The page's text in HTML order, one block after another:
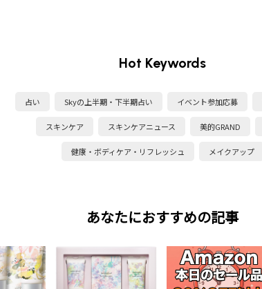
Hot Keywords
占い Skyの上半期・下半期占い イベント参加応募
スキンケア スキンケアニュース 美的GRAND
健康・ボディケア・リフレッシュ メイクアップ
あなたにおすすめの記事